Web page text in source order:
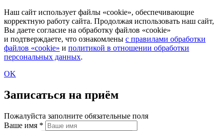
Наш сайт использует файлы «cookie», обеспечивающие
корректную работу сайта. Продолжая использовать наш сайт,
Вы даете согласие на обработку файлов «cookie»
и подтверждаете, что ознакомлены с правилами обработки
файлов «cookie» и политикой в отношении обработки
персональных данных.
OK
Записаться на приём
Пожалуйста заполните обязательные поля
Ваше имя *